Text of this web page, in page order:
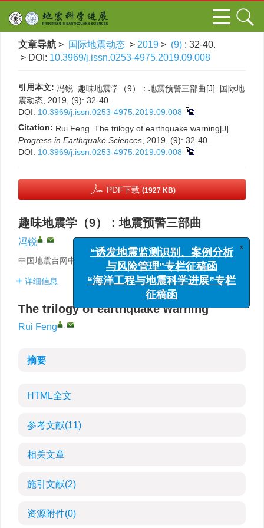
文章导航 > 国际地震动态 > 2019 > (9) : 32-40.
> DOI: 10.3969/j.issn.0253-4975.2019.09.008
引用本文: 冯锐. 趣味地震学（9）：地震预警三部曲[J]. 国际地
震动态, 2019, (9): 32-40.
DOI: 10.3969/j.issn.0253-4975.2019.09.008
Citation: Rui Feng. The trilogy of earthquake warning[J].
Progress in Earthquake Sciences , 2019, (9): 32-40.
DOI: 10.3969/j.issn.0253-4975.2019.09.008
PDF下载 (1927 KB)
趣味地震学（9）：地震预警三部曲
冯锐 ,
中国地震台网中心，北京 100045
详细信息
The trilogy of earthquake warning
Rui Feng ,
摘要
HTML全文
参考文献(11)
相关文章
施引文献(2)
资源附件(0)
“诱发地震监测识别、案例分析
与风险管理”专栏征稿函
“海洋工程与地震科学进展”专栏
征稿函